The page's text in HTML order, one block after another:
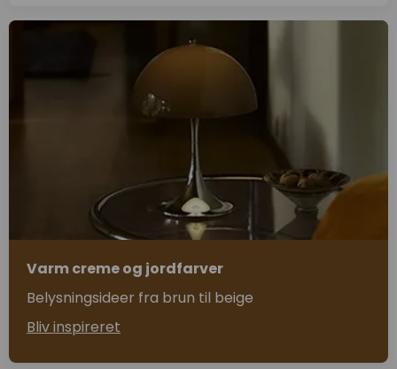
Varm creme og jordfarver
Belysningsideer fra brun til beige
Bliv inspireret